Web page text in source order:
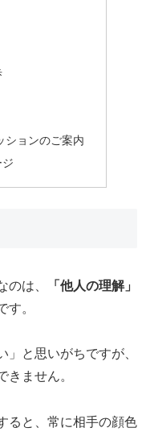
ションのご案内
のは、
「他人の理解」
す。
と思いがちですが、
きません。
ると、常に相手の顔色